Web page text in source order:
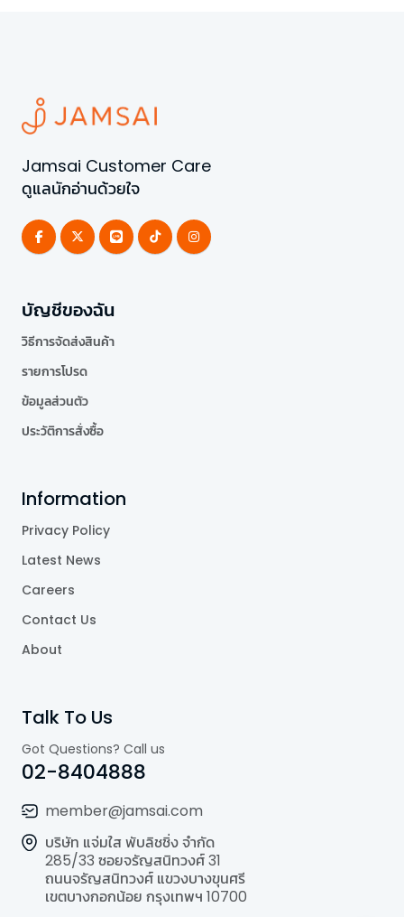
Jamsai Customer Care
ดูแลนักอ่านด้วยใจ
บัญชีของฉัน
วิธีการจัดส่งสินค้า
รายการโปรด
ข้อมูลส่วนตัว
ประวัติการสั่งซื้อ
Information
Privacy Policy
Latest News
Careers
Contact Us
About
Talk To Us
Got Questions? Call us
02-8404888
member@jamsai.com
บริษัท แจ่มใส พับลิชชิ่ง จำกัด
285/33 ซอยจรัญสนิทวงศ์ 31
ถนนจรัญสนิทวงศ์ แขวงบางขุนศรี
เขตบางกอกน้อย กรุงเทพฯ 10700